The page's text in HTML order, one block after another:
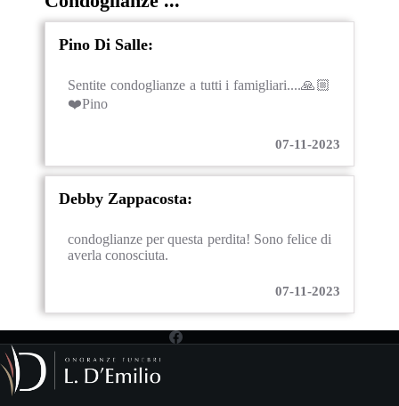
Pino Di Salle:
Sentite condoglianze a tutti i famigliari....🙏🏼
❤️Pino
07-11-2023
Debby Zappacosta:
condoglianze per questa perdita! Sono felice di
averla conosciuta.
07-11-2023